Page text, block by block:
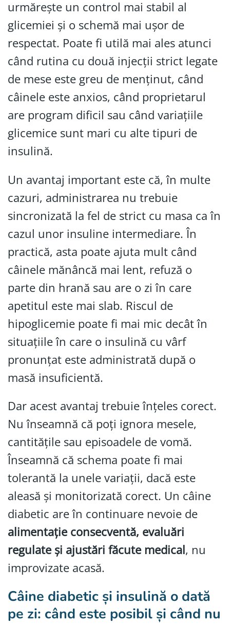
urmărește un control mai stabil al
glicemiei și o schemă mai ușor de
respectat. Poate fi utilă mai ales atunci
când rutina cu două injecții strict legate
de mese este greu de menținut, când
câinele este anxios, când proprietarul
are program dificil sau când variațiile
glicemice sunt mari cu alte tipuri de
insulină.
Un avantaj important este că, în multe
cazuri, administrarea nu trebuie
sincronizată la fel de strict cu masa ca în
cazul unor insuline intermediare. În
practică, asta poate ajuta mult când
câinele mănâncă mai lent, refuză o
parte din hrană sau are o zi în care
apetitul este mai slab. Riscul de
hipoglicemie poate fi mai mic decât în
situațiile în care o insulină cu vârf
pronunțat este administrată după o
masă insuficientă.
Dar acest avantaj trebuie înțeles corect.
Nu înseamnă că poți ignora mesele,
cantitățile sau episoadele de vomă.
Înseamnă că schema poate fi mai
tolerantă la unele variații, dacă este
aleasă și monitorizată corect. Un câine
diabetic are în continuare nevoie de
alimentație consecventă, evaluări
regulate și ajustări făcute medical, nu
improvizate acasă.
Câine diabetic și insulină o dată
pe zi: când este posibil și când nu